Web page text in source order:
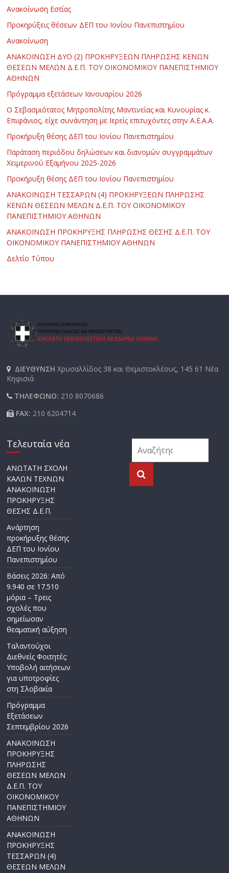
Ανακοίνωση Εστίας
Προκηρύξεις θέσεων ΔΕΠ του Ιονίου Πανεπιστημίου
Ανακοίνωση
ΑΝΑΚΟΙΝΩΣΗ ΔΥΟ (2) ΠΡΟΚΗΡΥΞΕΩΝ ΠΛΗΡΩΣΗΣ ΚΕΝΩΝ
ΘΕΣΕΩΝ ΜΕΛΩΝ Δ.Ε.Π. ΤΟΥ ΟΙΚΟΝΟΜΙΚΟΥ ΠΑΝΕΠΙΣΤΗΜΙΟΥ
ΑΘΗΝΩΝ
Πρόγραμμα εξετάσεων Ιανουαρίου 2026
Ο Σεβασμιότατος Μητροπολίτης Μαντινείας και Κυνουρίας κ.
Επιφάνιος, είχε συνάντηση με Ιερείς επιτυχόντες στην Α.Ε.Α.Α.
Προκήρυξη θέσης ΔΕΠ του Ιονίου Πανεπιστημίου
Παράταση περιόδου δηλώσεων και διανομών συγγραμμάτων
Χειμερινού Εξαμήνου 2025-2026
Προκήρυξη θέσης ΔΕΠ του Ιονίου Πανεπιστημίου
ΑΝΑΚΟΙΝΩΣΗ ΤΕΣΣΑΡΩΝ (4) ΠΡΟΚΗΡΥΞΕΩΝ ΠΛΗΡΩΣΗΣ
ΚΕΝΩΝ ΘΕΣΕΩΝ ΜΕΛΩΝ Δ.Ε.Π. ΤΟΥ ΟΙΚΟΝΟΜΙΚΟΥ
ΠΑΝΕΠΙΣΤΗΜΙΟΥ ΑΘΗΝΩΝ
ΑΝΑΚΟΙΝΩΣΗ ΠΡΟΚΗΡΥΞΗΣ ΠΛΗΡΩΣΗΣ ΘΕΣΗΣ Δ.Ε.Π. ΤΟΥ
ΟΙΚΟΝΟΜΙΚΟΥ ΠΑΝΕΠΙΣΤΗΜΙΟΥ ΑΘΗΝΩΝ
Δελτίο Τύπου
ΔΙΕΥΘΥΝΣΗΧρυσαλλίδος 38 και Θεμιστοκλέους, 145 61 Νέα
Κηφισιά
ΤΗΛΕΦΩΝΟ: 210 8070686
FAX: 210 6204714
Τελευταία νέα
ΑΝΩΤΑΤΗ ΣΧΟΛΗ
ΚΑΛΩΝ ΤΕΧΝΩΝ
ΑΝΑΚΟΙΝΩΣΗ
ΠΡΟΚΗΡΥΞΗΣ
ΘΕΣΗΣ Δ.Ε.Π.
Ανάρτηση
προκήρυξης θέσης
ΔΕΠ του Ιονίου
Πανεπιστημίου
Βάσεις 2026: Από
9.940 σε 17.510
μόρια – Τρεις
σχολές που
σημείωσαν
θεαματική αύξηση
Ταλαντούχοι
Διεθνείς Φοιτητές:
Υποβολή αιτήσεων
για υποτροφίες
στη Σλοβακία
Πρόγραμμα
Εξετάσεων
Σεπτεμβρίου 2026
ΑΝΑΚΟΙΝΩΣΗ
ΠΡΟΚΗΡΥΞΗΣ
ΠΛΗΡΩΣΗΣ
ΘΕΣΕΩΝ ΜΕΛΩΝ
Δ.Ε.Π. ΤΟΥ
ΟΙΚΟΝΟΜΙΚΟΥ
ΠΑΝΕΠΙΣΤΗΜΙΟΥ
ΑΘΗΝΩΝ
ΑΝΑΚΟΙΝΩΣΗ
ΠΡΟΚΗΡΥΞΗΣ
ΤΕΣΣΑΡΩΝ (4)
ΘΕΣΕΩΝ ΜΕΛΩΝ